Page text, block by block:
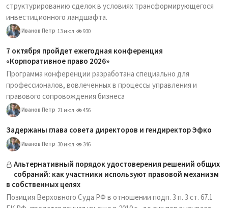
структурированию сделок в условиях трансформирующегося
инвестиционного ландшафта.
Иванов Петр 13 июл 930
7 октября пройдет ежегодная конференция
«Корпоративное право 2026»
Программа конференции разработана специально для
профессионалов, вовлеченных в процессы управления и
правового сопровождения бизнеса
Иванов Петр 21 июл 456
Задержаны глава совета директоров и гендиректор Эфко
Иванов Петр 30 июл 346
Альтернативный порядок удостоверения решений общих
собраний: как участники используют правовой механизм
в собственных целях
Позиция Верховного Суда РФ в отношении подп. 3 п. 3 ст. 67.1